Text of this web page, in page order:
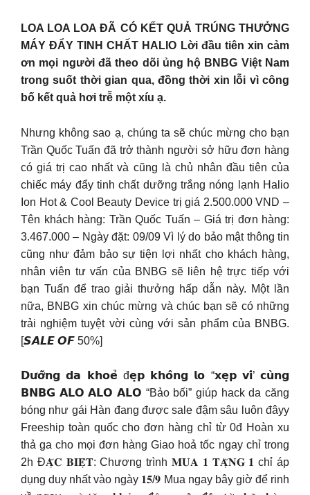
LOA LOA LOA ĐÃ CÓ KẾT QUẢ TRÚNG THƯỞNG
MÁY ĐẨY TINH CHẤT HALIO Lời đầu tiên xin cảm
ơn mọi người đã theo dõi ủng hộ BNBG Việt Nam
trong suốt thời gian qua, đồng thời xin lỗi vì công
bố kết quả hơi trễ một xíu ạ.
Nhưng không sao ạ, chúng ta sẽ chúc mừng cho bạn
Trần Quốc Tuấn đã trở thành người sở hữu đơn hàng
có giá trị cao nhất và cũng là chủ nhân đầu tiên của
chiếc máy đẩy tinh chất dưỡng trắng nóng lạnh Halio
Ion Hot & Cool Beauty Device trị giá 2.500.000 VND –
Tên khách hàng: Trần Quốc Tuấn – Giá trị đơn hàng:
3.467.000 – Ngày đặt: 09/09 Vì lý do bảo mật thông tin
cũng như đảm bảo sự tiện lợi nhất cho khách hàng,
nhân viên tư vấn của BNBG sẽ liên hệ trực tiếp với
bạn Tuấn để trao giải thưởng hấp dẫn này. Một lần
nữa, BNBG xin chúc mừng và chúc bạn sẽ có những
trải nghiệm tuyệt vời cùng với sản phẩm của BNBG.
[𝙎𝘼𝙇𝙀 𝙊𝙁 50%]
𝗗𝘂̛𝗼̛̃𝗻𝗴 𝗱𝗮 𝗸𝗵𝗼𝗲̉ đ𝗲̣𝗽 𝗸𝗵𝗼̂𝗻𝗴 𝗹𝗼 “𝘅𝗲̣𝗽 𝘃𝗶́’ 𝗰𝘂̀𝗻𝗴
𝗕𝗡𝗕𝗚 𝗔𝗟𝗢 𝗔𝗟𝗢 𝗔𝗟𝗢 “Bảo bối” giúp hack da căng
bóng như gái Hàn đang được sale đậm sâu luôn đâyy
Freeship toàn quốc cho đơn hàng chỉ từ 0đ Hoàn xu
thả ga cho mọi đơn hàng Giao hoả tốc ngay chỉ trong
2h Đ𝐀̣̆𝐂 𝐁𝐈𝐄̣̂𝐓: Chương trình 𝐌𝐔𝐀 𝟏 𝐓𝐀̣̆𝐍𝐆 𝟏 chỉ áp
dụng duy nhất vào ngày 𝟏𝟓/𝟗 Mua ngay bây giờ để rinh